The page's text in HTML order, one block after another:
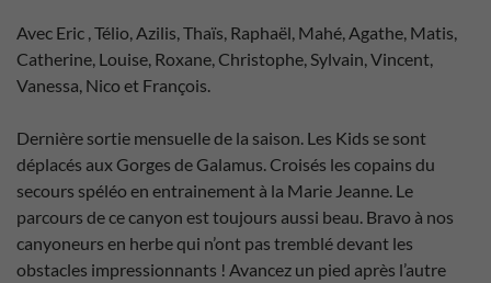
Avec Eric , Télio, Azilis, Thaïs, Raphaël, Mahé, Agathe, Matis,
Catherine, Louise, Roxane, Christophe, Sylvain, Vincent,
Vanessa, Nico et François.
Dernière sortie mensuelle de la saison. Les Kids se sont
déplacés aux Gorges de Galamus. Croisés les copains du
secours spéléo en entrainement à la Marie Jeanne. Le
parcours de ce canyon est toujours aussi beau. Bravo à nos
canyoneurs en herbe qui n’ont pas tremblé devant les
obstacles impressionnants ! Avancez un pied après l’autre